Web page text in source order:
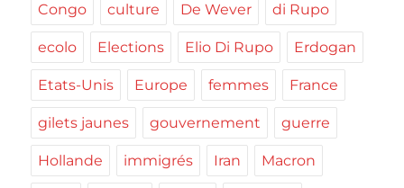
Congo culture De Wever di Rupo
ecolo Elections Elio Di Rupo Erdogan
Etats-Unis Europe femmes France
gilets jaunes gouvernement guerre
Hollande immigrés Iran Macron